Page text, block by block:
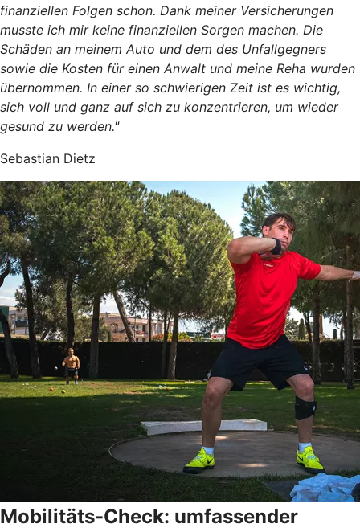
finanziellen Folgen schon. Dank meiner Versicherungen
musste ich mir keine finanziellen Sorgen machen. Die
Schäden an meinem Auto und dem des Unfallgegners
sowie die Kosten für einen Anwalt und meine Reha wurden
übernommen. In einer so schwierigen Zeit ist es wichtig,
sich voll und ganz auf sich zu konzentrieren, um wieder
gesund zu werden."
Sebastian Dietz
Mobilitäts-Check: umfassender